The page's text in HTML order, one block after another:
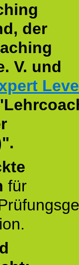
der
V. und
für